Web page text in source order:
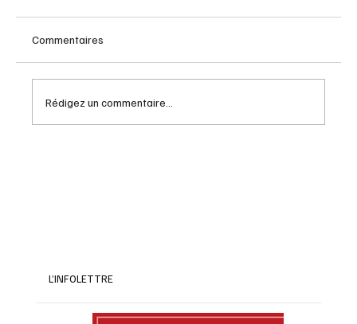
Commentaires
Rédigez un commentaire...
L’INFOLETTRE